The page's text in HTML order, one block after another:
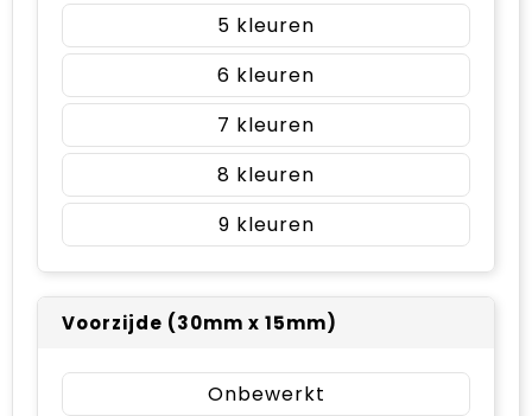
5
6
7
8
9
Voorzijde (30mm x 15mm)
Onbewerkt